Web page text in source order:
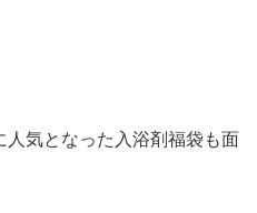
気となった入浴剤福袋も面